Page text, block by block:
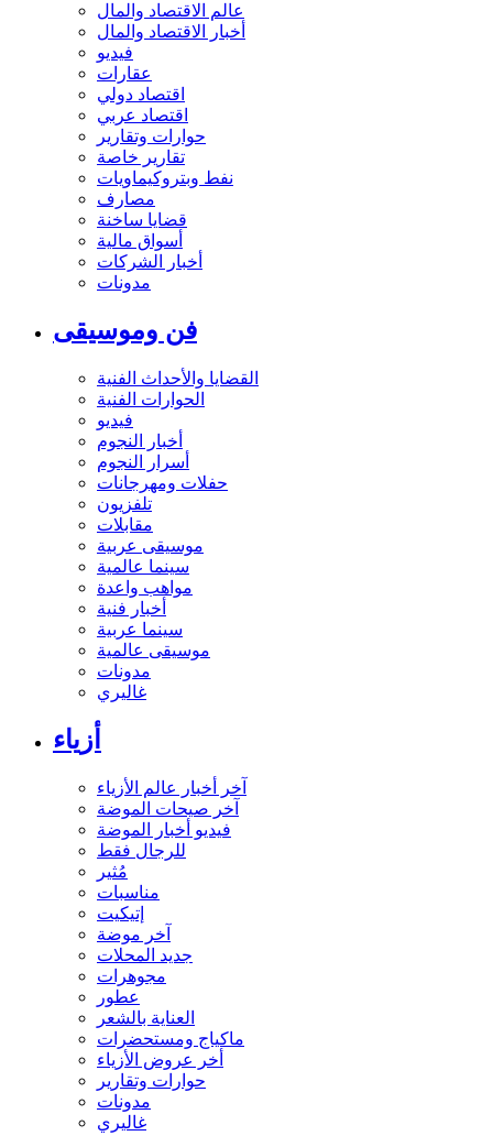
عالم الاقتصاد والمال
أخبار الاقتصاد والمال
فيديو
عقارات
اقتصاد دولي
اقتصاد عربي
حوارات وتقارير
تقارير خاصة
نفط وبتروكيماويات
مصارف
قضايا ساخنة
أسواق مالية
أخبار الشركات
مدونات
فن وموسيقى
القضايا والأحداث الفنية
الحوارات الفنية
فيديو
أخبار النجوم
أسرار النجوم
حفلات ومهرجانات
تلفزيون
مقابلات
موسيقى عربية
سينما عالمية
مواهب واعدة
أخبار فنية
سينما عربية
موسيقى عالمية
مدونات
غاليري
أزياء
آخر أخبار عالم الأزياء
آخر صيحات الموضة
فيديو أخبار الموضة
للرجال فقط
مُثير
مناسبات
إتيكيت
آخر موضة
جديد المحلات
مجوهرات
عطور
العناية بالشعر
ماكياج ومستحضرات
أخر عروض الأزياء
حوارات وتقارير
مدونات
غاليري